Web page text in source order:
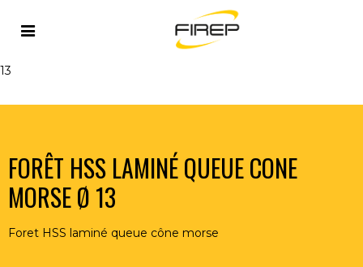
Accueil OUTILLAGE DU SOUDEUR >
FORÊT HSS LAMINÉ QUEUE CONE MORSE Ø
13
FORÊT HSS LAMINÉ QUEUE CONE
MORSE Ø 13
Foret HSS laminé queue cône morse